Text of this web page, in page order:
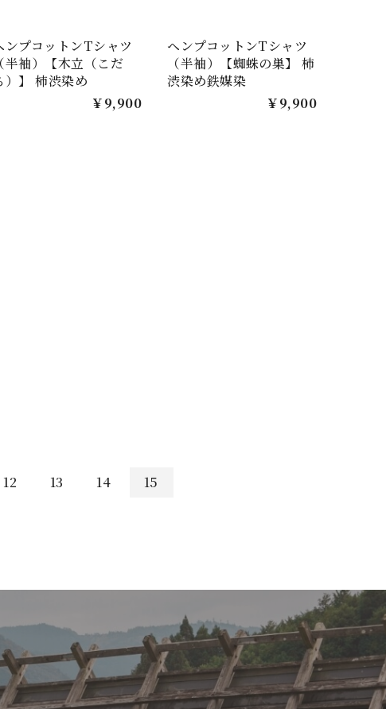
ンプコットンTシャツ
（半袖）【木立（こだ
）】 柿渋染め
￥9,900
ヘンプコットンTシャツ
（半袖）【蜘蛛の巣】 柿
渋染め鉄媒染
￥9,900
12 13 14 15